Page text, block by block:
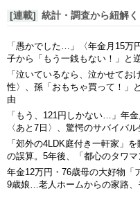
[連載] 統計・調査から紐解
「愚かでした…」〈年金月15万
子から「もう一銭もない！」と
「泣いているなら、泣かせてお
性〉、孫「おもちゃ買って！」
由
「もう、121円しかない…」年
〈あと7日〉、驚愕のサバイバ
「郊外の4LDK庭付き一軒家」
の誤算。5年後、「都心のタワ
年金12万円・76歳母の大好物「
9歳娘…老人ホームからの家路